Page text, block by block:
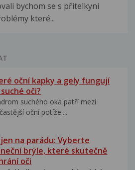
bychom se s přitelkyni
které...
oční kapky a gely fungují
oči?
suchého oka patří mezi
oční potíže....
na parádu: Vyberte
brýle, které skutečně
oči